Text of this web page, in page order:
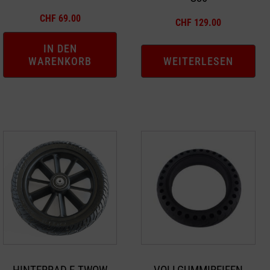
CHF 69.00
IN DEN
WARENKORB
CHF 129.00
WEITERLESEN